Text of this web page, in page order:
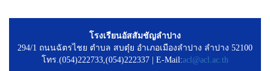
โรงเรียนอัสสัมชัญลำปาง
294/1 ถนนฉัตรไชย ตำบล สบตุ๋ย อำเภอเมืองลำปาง ลำปาง 52100
โทร.(054)222733,(054)222337 | E-Mail:acl@acl.ac.th